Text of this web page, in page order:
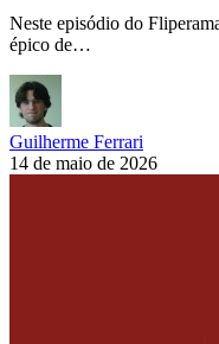
Neste episódio do
épico de…
Guilherme Ferrari
14 de maio de 2026